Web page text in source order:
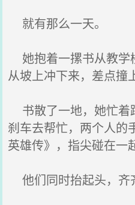
就有那么一天。
她抱着一摞书从教学
从坡上冲下来，差点撞
书散了一地，她忙着
刹车去帮忙，两个人的
英雄传》，指尖碰在一
他们同时抬起头，齐